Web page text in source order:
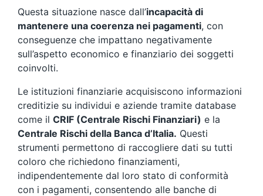
Questa situazione nasce dall’incapacità di
mantenere una coerenza nei pagamenti, con
conseguenze che impattano negativamente
sull’aspetto economico e finanziario dei soggetti
coinvolti.
Le istituzioni finanziarie acquisiscono informazioni
creditizie su individui e aziende tramite database
come il CRIF (Centrale Rischi Finanziari) e la
Centrale Rischi della Banca d’Italia. Questi
strumenti permettono di raccogliere dati su tutti
coloro che richiedono finanziamenti,
indipendentemente dal loro stato di conformità
con i pagamenti, consentendo alle banche di